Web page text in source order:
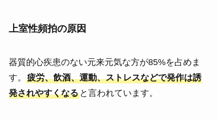
上室性頻拍の原因
器質的心疾患のない元来元気な方が85%を占めま
す。 疲労、飲酒、運動、ストレスなどで発作は誘
発されやすくなると言われています。